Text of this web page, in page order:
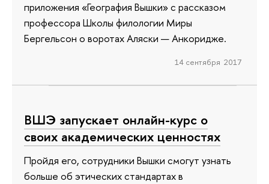
приложения «География Вышки» с рассказом
профессора Школы филологии Миры
Бергельсон о воротах Аляски — Анкоридже.
14 сентября 2017
ВШЭ запускает онлайн-курс о
своих академических ценностях
Пройдя его, сотрудники Вышки смогут узнать
больше об этических стандартах в